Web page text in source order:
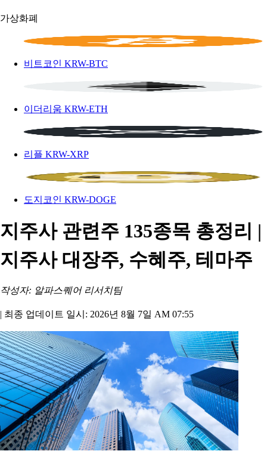
가상화폐
비트코인 KRW-BTC
이더리움 KRW-ETH
리플 KRW-XRP
도지코인 KRW-DOGE
지주사 관련주 135종목 총정리 |
지주사 대장주, 수혜주, 테마주
작성자: 알파스퀘어 리서치팀
| 최종 업데이트 일시: 2026년 8월 7일 AM 07:55